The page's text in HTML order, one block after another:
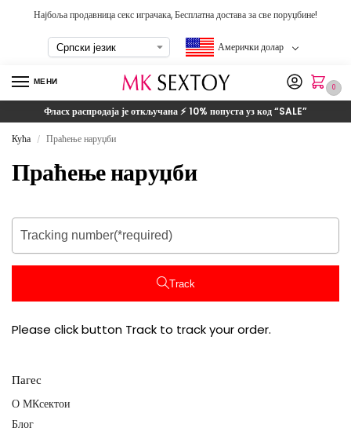
Најбоља продавница секс играчака, Бесплатна достава за све поруџбине!
Амерички долар
МЕНИ
0
Фласх распродаја је откључана ⚡ 10% попуста уз код“SALE”
Кућа / Праћење наруџби
Праћење наруџби
Track
Please click button Track to track your order.
Пагес
О МКсектои
Блог